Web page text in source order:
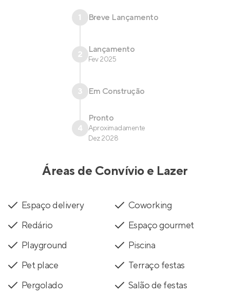
1 Breve Lançamento
2 Lançamento
Fev 2025
3 Em Construção
4
Pronto
Aproximadamente
Dez 2028
Áreas de Convívio e Lazer
Espaço delivery
Coworking
Redário
Espaço gourmet
Playground
Piscina
Pet place
Terraço festas
Pergolado
Salão de festas